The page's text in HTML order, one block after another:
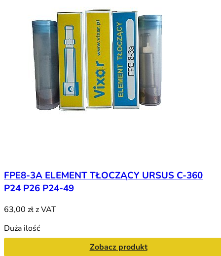
FPE8-3A ELEMENT TŁOCZĄCY URSUS C-360
P24 P26 P24-49
63,00 złz VAT
Duża ilość
Zobacz produkt